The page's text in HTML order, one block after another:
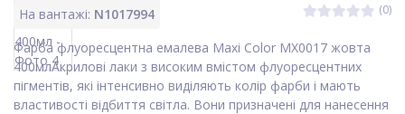
На вантажі: N1017994 (0)
Фарба флуоресцентна емалева Maxi Color MX0017 жовта
400млАкрилові лаки з високим вмістом флуоресцентних
пігментів, які інтенсивно виділяють колір фарби і мають
властивості відбиття світла. Вони призначені для нанесення